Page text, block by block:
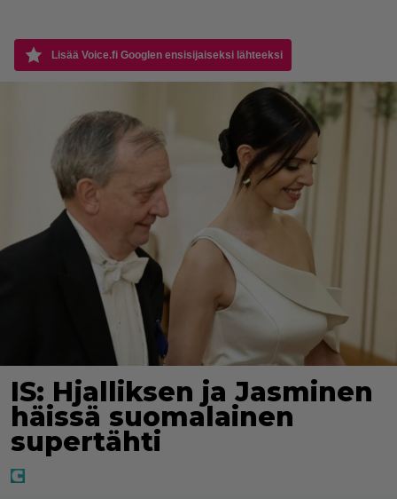
Lisää Voice.fi Googlen ensisijaiseksi lähteeksi
IS: Hjalliksen ja Jasminen
häissä suomalainen
supertähti